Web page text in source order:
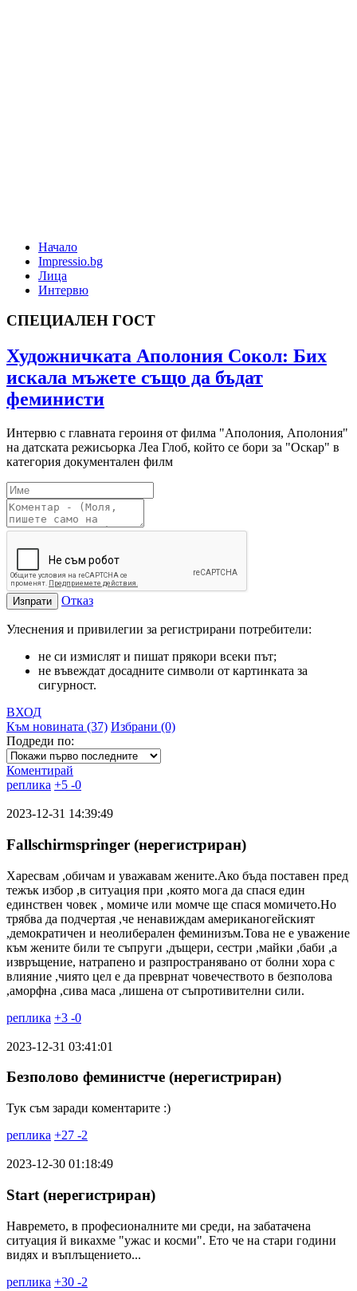
Начало
Impressio.bg
Лица
Интервю
СПЕЦИАЛЕН ГОСТ
Художничката Аполония Сокол: Бих
искала мъжете също да бъдат
феминисти
Интервю с главната героиня от филма "Аполония, Аполония"
на датската режисьорка Леа Глоб, който се бори за "Оскар" в
категория документален филм
Изпрати Отказ
Улеснения и привилегии за регистрирани потребители:
не си измислят и пишат прякори всеки път;
не въвеждат досадните символи от картинката за
сигурност.
ВХОД
Към новината (37) Избрани (0)
Подреди по:
Коментирай
реплика +5 -0
2023-12-31 14:39:49
Fallschirmspringer (нерегистриран)
Харесвам ,обичам и уважавам жените.Ако бъда поставен пред
тежък избор ,в ситуация при ,която мога да спася един
единствен човек , момиче или момче ще спася момичето.Но
трябва да подчертая ,че ненавиждам американогейският
,демократичен и неолиберален феминизъм.Това не е уважение
към жените били те съпруги ,дъщери, сестри ,майки ,баби ,а
извръщение, натрапено и разпространявано от болни хора с
влияние ,чиято цел е да преврнат човечеството в безполова
,аморфна ,сива маса ,лишена от съпротивителни сили.
реплика +3 -0
2023-12-31 03:41:01
Безполово феминистче (нерегистриран)
Тук съм заради коментарите :)
реплика +27 -2
2023-12-30 01:18:49
Start (нерегистриран)
Навремето, в професионалните ми среди, на забатачена
ситуация й викахме "ужас и косми". Ето че на стари години
видях и въплъщението...
реплика +30 -2